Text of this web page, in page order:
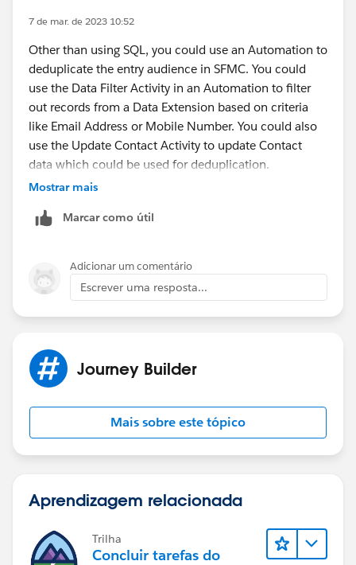
7 de mar. de 2023 10:52
Other than using SQL, you could use an Automation to
deduplicate the entry audience in SFMC. You could
use the Data Filter Activity in an Automation to filter
out records from a Data Extension based on criteria
like Email Address or Mobile Number. You could also
use the Update Contact Activity to update Contact
data which could be used for deduplication.
Mostrar mais
Marcar como útil
Adicionar um comentário
Escrever uma resposta...
Journey Builder
Mais sobre este tópico
Aprendizagem relacionada
Trilha
Concluir tarefas do